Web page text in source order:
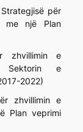
për
me një Plan
zhvillimin e
Sektorin e
2022)
zhvillimin e
Plan veprimi